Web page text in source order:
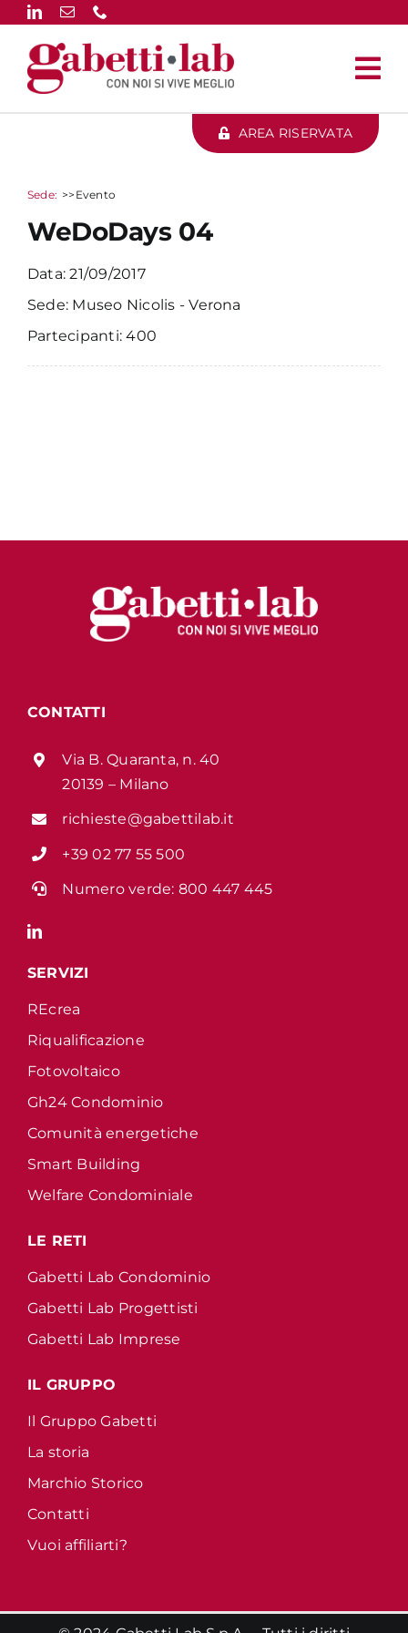
Salta
contenuto
AREA RISERVATA
>>Evento
WeDoDays 04
21/09/2017
Museo Nicolis - Verona
400
CONTATTI
Via B. Quaranta, n. 40
20139 – Milano
richieste@gabettilab.it
+39 02 77 55 500
Numero verde: 800 447 445
SERVIZI
REcrea
Riqualificazione
Fotovoltaico
Gh24 Condominio
Comunità energetiche
Smart Building
Welfare Condominiale
LE RETI
Gabetti Lab Condominio
Gabetti Lab Progettisti
Gabetti Lab Imprese
IL GRUPPO
Il Gruppo Gabetti
La storia
Marchio Storico
Contatti
Vuoi affiliarti?